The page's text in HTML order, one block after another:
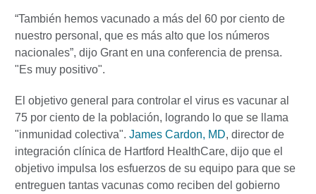
“También hemos vacunado a más del 60 por ciento de
nuestro personal, que es más alto que los números
nacionales”, dijo Grant en una conferencia de prensa.
"Es muy positivo".
El objetivo general para controlar el virus es vacunar al
75 por ciento de la población, logrando lo que se llama
"inmunidad colectiva". James Cardon, MD, director de
integración clínica de Hartford HealthCare, dijo que el
objetivo impulsa los esfuerzos de su equipo para que se
entreguen tantas vacunas como reciben del gobierno